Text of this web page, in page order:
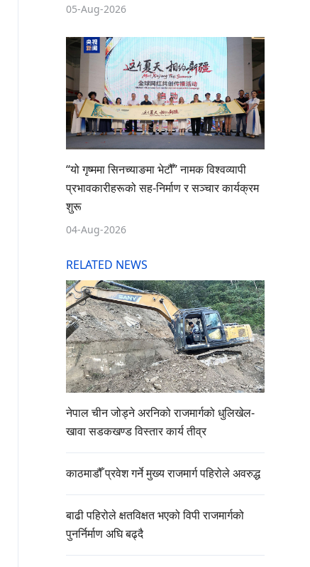
05-Aug-2026
“यो गृष्ममा सिनच्याङमा भेटौँ” नामक विश्वव्यापी
प्रभावकारीहरूको सह-निर्माण र सञ्चार कार्यक्रम
शुरू
04-Aug-2026
RELATED NEWS
नेपाल चीन जोड्ने अरनिको राजमार्गको धुलिखेल-
खावा सडकखण्ड विस्तार कार्य तीव्र
काठमाडौँ प्रवेश गर्ने मुख्य राजमार्ग पहिरोले अवरुद्ध
बाढी पहिरोले क्षतविक्षत भएको विपी राजमार्गको
पुनर्निर्माण अघि बढ्दै